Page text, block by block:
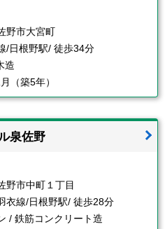
野市大宮町
/日根野駅/ 徒歩34分
造
（築5年）
泉佐野
野市中町１丁目
衣線/日根野駅/ 徒歩28分
/ 鉄筋コンクリート造